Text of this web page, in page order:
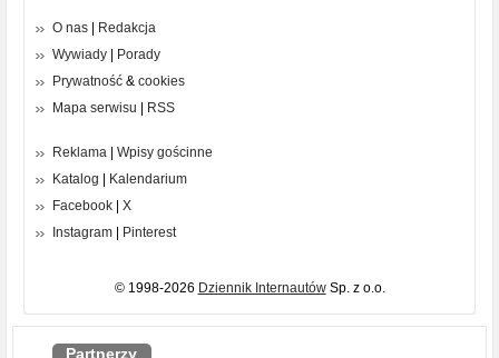
O nas
Redakcja
Wywiady
Porady
Prywatność & cookies
Mapa serwisu
RSS
Reklama
Wpisy gościnne
Katalog
Kalendarium
Facebook
X
Instagram
Pinterest
© 1998-2026 Dziennik InternautówSp. z o.o.
Partnerzy